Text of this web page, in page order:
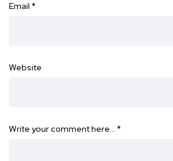
Email *
Website
Write your comment here… *